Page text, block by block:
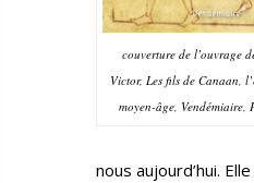
couverture de l’ouvrage
Victor, Les fils de Canaan,
moyen-âge, Vendémiaire,
nous aujourd’hui.